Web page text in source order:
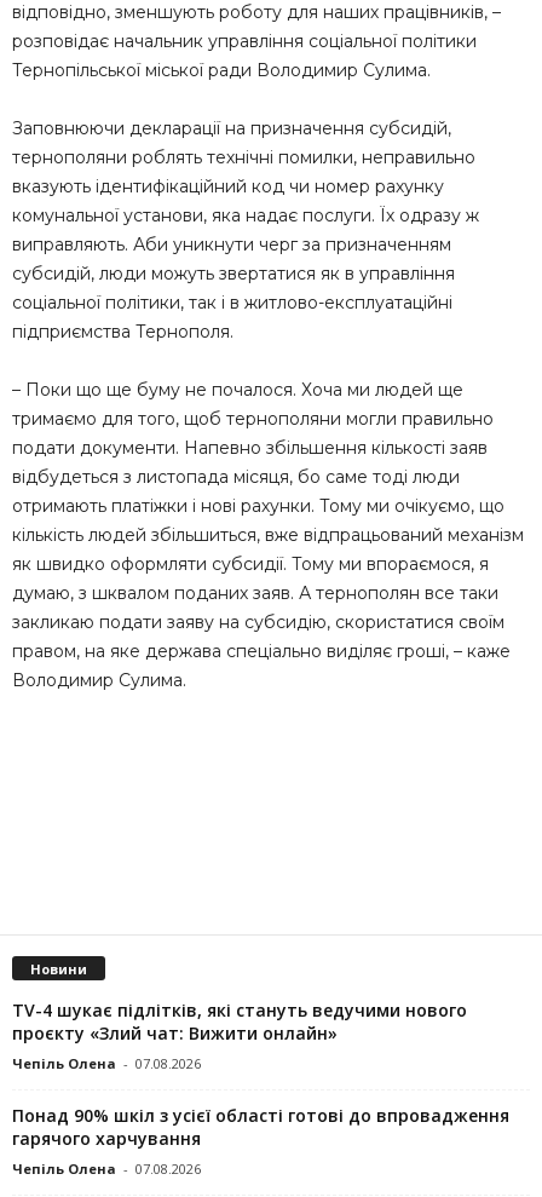
відповідно, зменшують роботу для наших працівників, –
розповідає начальник управління соціальної політики
Тернопільської міської ради Володимир Сулима.
Заповнюючи декларації на призначення субсидій,
тернополяни роблять технічні помилки, неправильно
вказують ідентифікаційний код чи номер рахунку
комунальної установи, яка надає послуги. Їх одразу ж
виправляють. Аби уникнути черг за призначенням
субсидій, люди можуть звертатися як в управління
соціальної політики, так і в житлово-експлуатаційні
підприємства Тернополя.
– Поки що ще буму не почалося. Хоча ми людей ще
тримаємо для того, щоб тернополяни могли правильно
подати документи. Напевно збільшення кількості заяв
відбудеться з листопада місяця, бо саме тоді люди
отримають платіжки і нові рахунки. Тому ми очікуємо, що
кількість людей збільшиться, вже відпрацьований механізм
як швидко оформляти субсидії. Тому ми впораємося, я
думаю, з шквалом поданих заяв. А тернополян все таки
закликаю подати заяву на субсидію, скористатися своїм
правом, на яке держава спеціально виділяє гроші, – каже
Володимир Сулима.
Новини
TV-4 шукає підлітків, які стануть ведучими нового
проєкту «Злий чат: Вижити онлайн»
Чепіль Олена - 07.08.2026
Понад 90% шкіл з усієї області готові до впровадження
гарячого харчування
Чепіль Олена - 07.08.2026